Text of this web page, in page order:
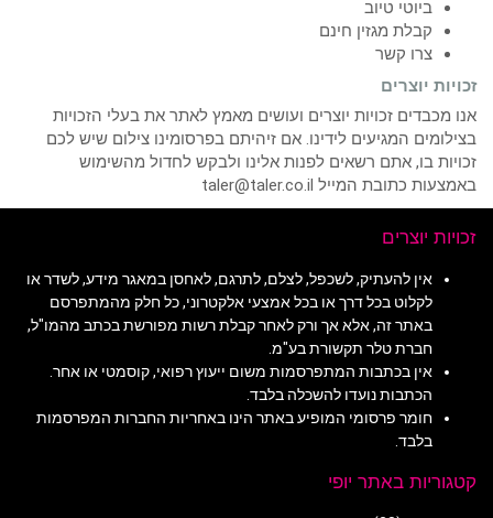
ביוטי טיוב
קבלת מגזין חינם
צרו קשר
זכויות יוצרים
אנו מכבדים זכויות יוצרים ועושים מאמץ לאתר את בעלי הזכויות
בצילומים המגיעים לידינו. אם זיהיתם בפרסומינו צילום שיש לכם
זכויות בו, אתם רשאים לפנות אלינו ולבקש לחדול מהשימוש
באמצעות כתובת המייל taler@taler.co.il
זכויות יוצרים
אין להעתיק, לשכפל, לצלם, לתרגם, לאחסן במאגר מידע, לשדר או
לקלוט בכל דרך או בכל אמצעי אלקטרוני, כל חלק מהמתפרסם
באתר זה, אלא אך ורק לאחר קבלת רשות מפורשת בכתב מהמו"ל,
חברת טלר תקשורת בע"מ.
אין בכתבות המתפרסמות משום ייעוץ רפואי, קוסמטי או אחר.
הכתבות נועדו להשכלה בלבד.
חומר פרסומי המופיע באתר הינו באחריות החברות המפרסמות
בלבד.
קטגוריות באתר יופי